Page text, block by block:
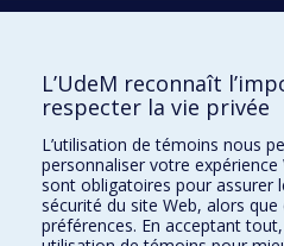
Kinésiologie et des sciences de
Orthophonie et audiologie
Réadaptation
Directions
DPC
L’UdeM reconnaît
respecter la vie privée
L’utilisation de témoins nous
personnaliser votre
sont obligatoires pour assurer
sécurité du site Web, alors que
préférences. En acceptant